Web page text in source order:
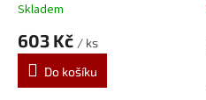
Skladem
603 Kč / ks
Do košíku